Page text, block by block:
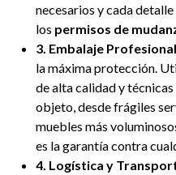
necesarios y cada
los permisos de
3. Embalaje
la máxima protección.
de alta calidad y
objeto, desde frágiles
muebles más
es la garantía contra
4. Logística y